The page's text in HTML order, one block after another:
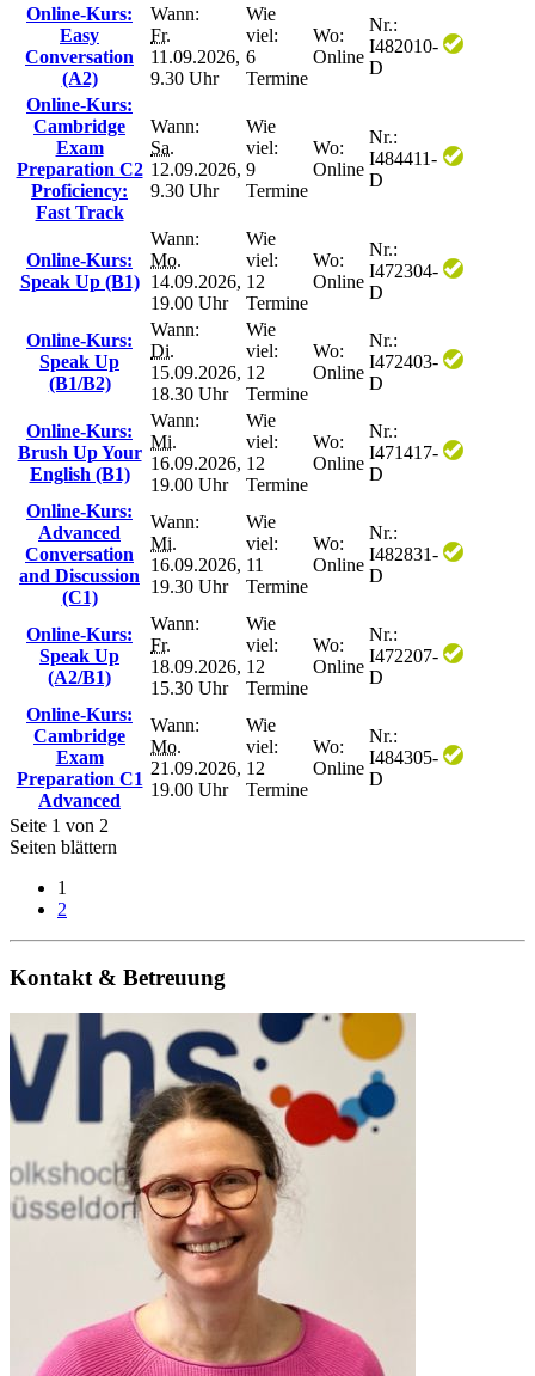
Online-Kurs:
Easy
Conversation
(A2)
Wann:
Fr.
11.09.2026,
9.30 Uhr
Wie
viel:
6
Termine
Wo:
Online
Nr.:
I482010-
D
Online-Kurs:
Cambridge
Exam
Preparation C2
Proficiency:
Fast Track
Wann:
Sa.
12.09.2026,
9.30 Uhr
Wie
viel:
9
Termine
Wo:
Online
Nr.:
I484411-
D
Online-Kurs:
Speak Up (B1)
Wann:
Mo.
14.09.2026,
19.00 Uhr
Wie
viel:
12
Termine
Wo:
Online
Nr.:
I472304-
D
Online-Kurs:
Speak Up
(B1/B2)
Wann:
Di.
15.09.2026,
18.30 Uhr
Wie
viel:
12
Termine
Wo:
Online
Nr.:
I472403-
D
Online-Kurs:
Brush Up Your
English (B1)
Wann:
Mi.
16.09.2026,
19.00 Uhr
Wie
viel:
12
Termine
Wo:
Online
Nr.:
I471417-
D
Online-Kurs:
Advanced
Conversation
and Discussion
(C1)
Wann:
Mi.
16.09.2026,
19.30 Uhr
Wie
viel:
11
Termine
Wo:
Online
Nr.:
I482831-
D
Online-Kurs:
Speak Up
(A2/B1)
Wann:
Fr.
18.09.2026,
15.30 Uhr
Wie
viel:
12
Termine
Wo:
Online
Nr.:
I472207-
D
Online-Kurs:
Cambridge
Exam
Preparation C1
Advanced
Wann:
Mo.
21.09.2026,
19.00 Uhr
Wie
viel:
12
Termine
Wo:
Online
Nr.:
I484305-
D
Seite 1 von 2
Seiten blättern
1
2
Kontakt & Betreuung